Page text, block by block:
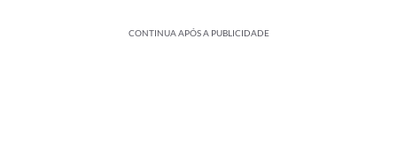
CONTINUA APÓS A PUBLICIDADE